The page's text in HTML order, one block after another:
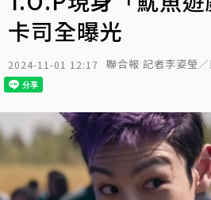
卡司全曝光
2024-11-01 12:17 聯合報 記者李姿瑩